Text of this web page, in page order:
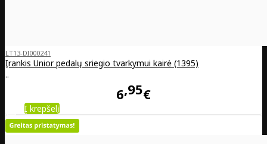
LT13-DI000241
Įrankis Unior pedalų sriegio tvarkymui kairė (1395)
..
6 95€
Į krepšelį